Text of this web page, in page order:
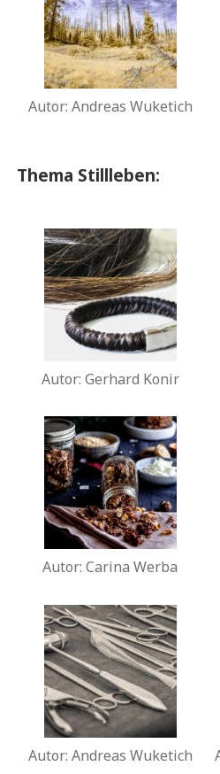
Autor: Andreas Wuketich
Thema Stillleben:
Autor: Gerhard Konir
Autor: Carina Werba
Autor: Andreas Wuketich